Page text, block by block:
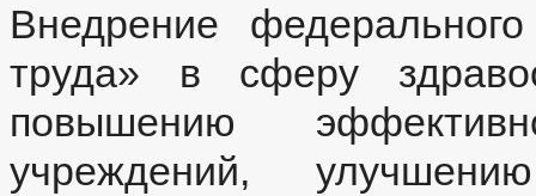
Внедрение
труда» в сферу
повышению
учреждений,